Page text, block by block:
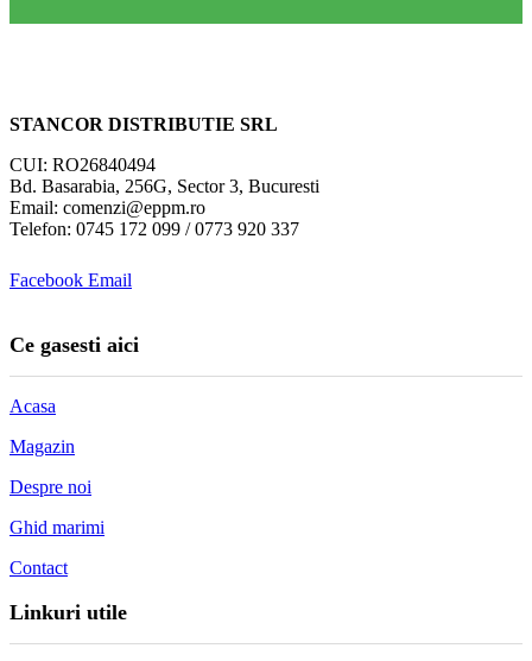
STANCOR DISTRIBUTIE SRL
CUI: RO26840494
Bd. Basarabia, 256G, Sector 3, Bucuresti
Email: comenzi@eppm.ro
Telefon: 0745 172 099 / 0773 920 337
Facebook Email
Ce gasesti aici
Acasa
Magazin
Despre noi
Ghid marimi
Contact
Linkuri utile